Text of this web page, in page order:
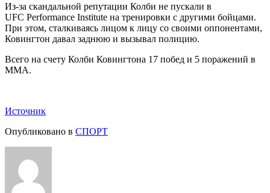
Из-за скандальной репутации Колби не пускали в
UFC Performance Institute на тренировки с другими бойцами.
При этом, сталкиваясь лицом к лицу со своими оппонентами,
Ковингтон давал заднюю и вызывал полицию.
Всего на счету Колби Ковингтона 17 побед и 5 поражений в
ММА.
Источник
Опубликовано в СПОРТ